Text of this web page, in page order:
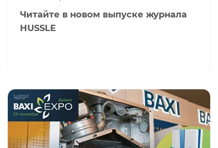
Читайте в новом выпуске журнала
HUSSLE